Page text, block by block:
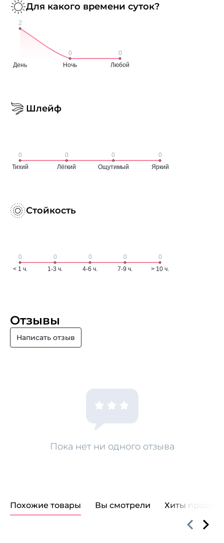
Для какого времени суток?
Шлейф
Стойкость
Отзывы
Написать отзыв
Пока нет ни одного отзыва
Похожие товары Вы смотрели Хиты продаж